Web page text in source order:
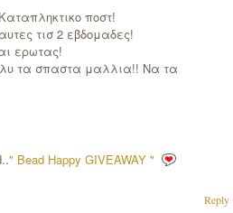
ποστ!
τισ 2 εβδομαδες!
ερωτας!
τα σπαστα μαλλια!! Να τα
" Bead Happy GIVEAWAY "
Reply